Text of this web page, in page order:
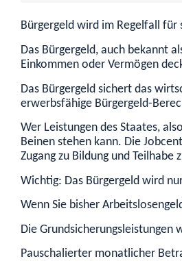
Bürgergeld wird im Regelfall
Das Bürgergeld, auch bekannt
Einkommen oder Vermögen
Das Bürgergeld sichert das
erwerbsfähige Bürgergeld-
Wer Leistungen des Staates,
Beinen stehen kann. Die
Zugang zu Bildung und Teilhabe
Wichtig: Das Bürgergeld wird
Wenn Sie bisher
Die
Pauschalierter monatlicher